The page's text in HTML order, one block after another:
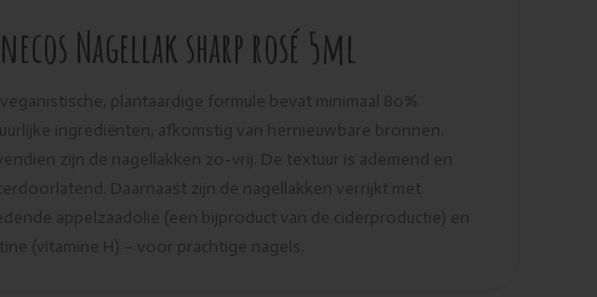
Nagellak sharp rosé 5ml
plantaardige formule bevat minimaal 80%
ingrediënten, afkomstig van hernieuwbare bronnen.
zijn de nagellakken 20-vrij. De textuur is ademend en
Daarnaast zijn de nagellakken verrijkt met
appelzaadolie (een bijproduct van de ciderproductie) en
(vitamine H) – voor prachtige nagels.